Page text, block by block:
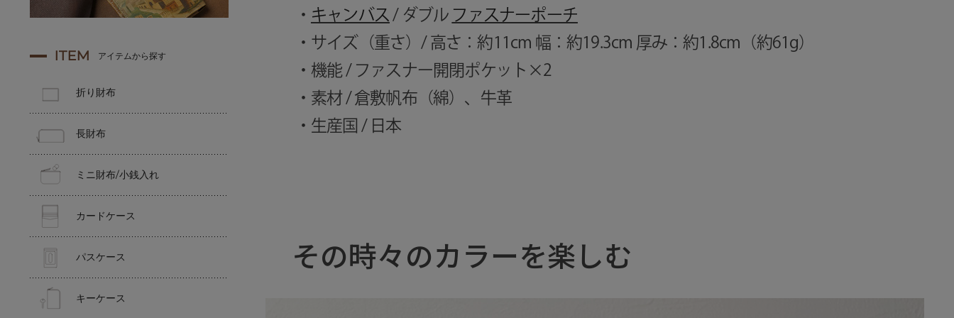
ITEM アイテムから探す
折り財布
長財布
ミニ財布/小銭入れ
カードケース
パスケース
キーケース
・ キャンバス / ダブル ファスナーポーチ
・サイズ（重さ）/ 高さ：約11cm 幅：約19.3cm 厚み：約1.8cm（約61g）
・機能 / ファスナー開閉ポケット×2
・素材 / 倉敷帆布（綿）、牛革
・生産国 / 日本
その時々のカラーを楽しむ